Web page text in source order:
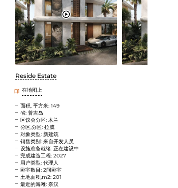
Reside Estate
在地图上
面积, 平方米: 149
省: 普吉岛
区议会分区: 木兰
分区,分区: 拉威
对象类型: 新建筑
销售类别: 来自开发人员
设施准备就绪: 正在建设中
完成建造工程: 2027
用户类型: 代理人
卧室数目: 2间卧室
土地面积,m2: 201
最近的海滩: 奈汉